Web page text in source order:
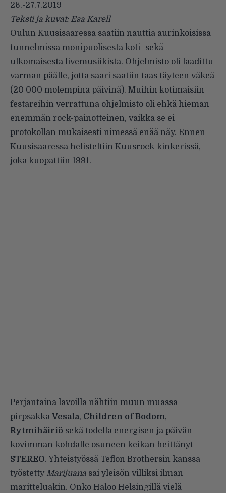
26.-27.7.2019
Teksti ja kuvat: Esa Karell
Oulun Kuusisaaressa saatiin nauttia aurinkoisissa
tunnelmissa monipuolisesta koti- sekä
ulkomaisesta livemusiikista. Ohjelmisto oli laadittu
varman päälle, jotta saari saatiin taas täyteen väkeä
(20 000 molempina päivinä). Muihin kotimaisiin
festareihin verrattuna ohjelmisto oli ehkä hieman
enemmän rock-painotteinen, vaikka se ei
protokollan mukaisesti nimessä enää näy. Ennen
Kuusisaaressa helisteltiin Kuusrock-kinkerissä,
joka kuopattiin 1991.
Perjantaina lavoilla nähtiin muun muassa
pirpsakka Vesala, Children of Bodom,
Rytmihäiriö sekä todella energisen ja päivän
kovimman kohdalle osuneen keikan heittänyt
STEREO. Yhteistyössä Teflon Brothersin kanssa
työstetty Marijuana sai yleisön villiksi ilman
maritteluakin. Onko Haloo Helsingillä vielä